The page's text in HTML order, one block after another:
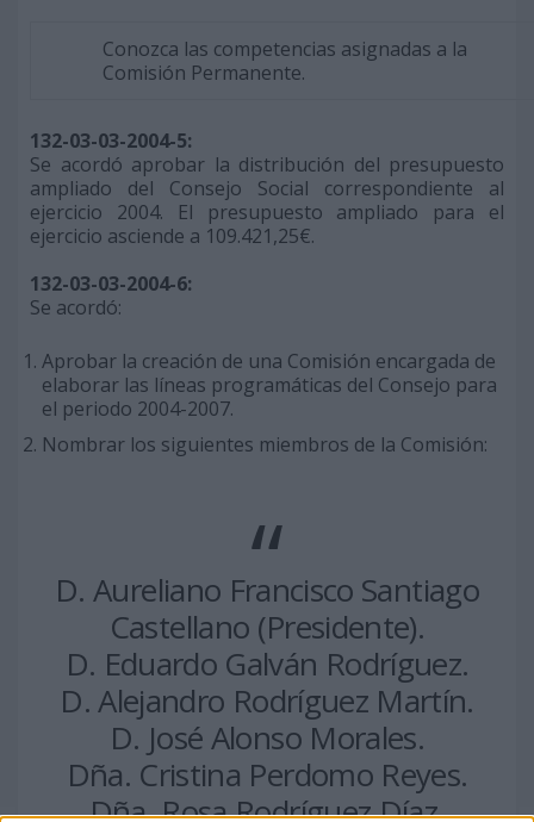
Conozca las competencias asignadas a la
Comisión Permanente.
132-03-03-2004-5:
Se acordó aprobar la distribución del presupuesto
ampliado del Consejo Social correspondiente al
ejercicio 2004. El presupuesto ampliado para el
ejercicio asciende a 109.421,25€.
132-03-03-2004-6:
Se acordó:
Aprobar la creación de una Comisión encargada de
elaborar las líneas programáticas del Consejo para
el periodo 2004-2007.
Nombrar los siguientes miembros de la Comisión:
D. Aureliano Francisco Santiago
Castellano (Presidente).
D. Eduardo Galván Rodríguez.
D. Alejandro Rodríguez Martín.
D. José Alonso Morales.
Dña. Cristina Perdomo Reyes.
Dña. Rosa Rodríguez Díaz.